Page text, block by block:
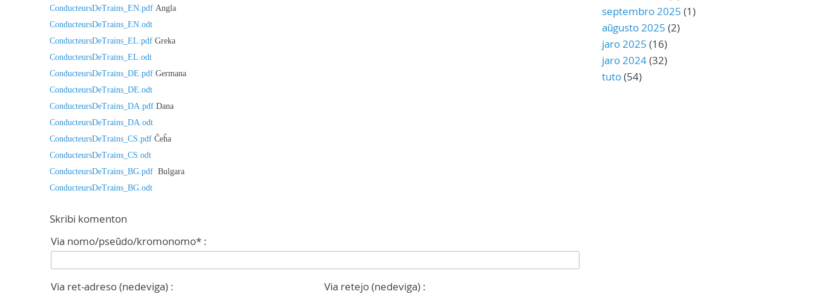
ConducteursDeTrains_EN.pdf Angla
ConducteursDeTrains_EN.odt
ConducteursDeTrains_EL.pdf Greka
ConducteursDeTrains_EL.odt
ConducteursDeTrains_DE.pdf Germana
ConducteursDeTrains_DE.odt
ConducteursDeTrains_DA.pdf Dana
ConducteursDeTrains_DA.odt
ConducteursDeTrains_CS.pdf Ĉeĥa
ConducteursDeTrains_CS.odt
ConducteursDeTrains_BG.pdf Bulgara
ConducteursDeTrains_BG.odt
Skribi komenton
Via nomo/pseŭdo/kromonomo* :
Via ret-adreso (nedeviga) : Via retejo (nedeviga) :
septembro 2025 (1)
aŭgusto 2025 (2)
jaro 2025 (16)
jaro 2024(32)
tuto(54)